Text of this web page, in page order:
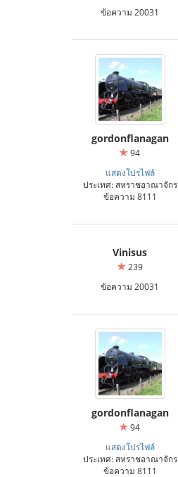
ข้อความ 20031
gordonflanagan
94
แสดงโปรไฟล์
ประเทศ: สหราชอาณาจักร
ข้อความ 8111
Vinisus
239
ข้อความ 20031
gordonflanagan
94
แสดงโปรไฟล์
ประเทศ: สหราชอาณาจักร
ข้อความ 8111